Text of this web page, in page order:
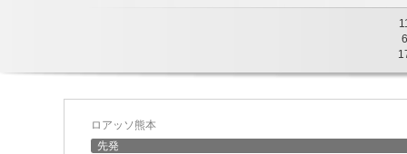
6
ロアッソ熊本
先発